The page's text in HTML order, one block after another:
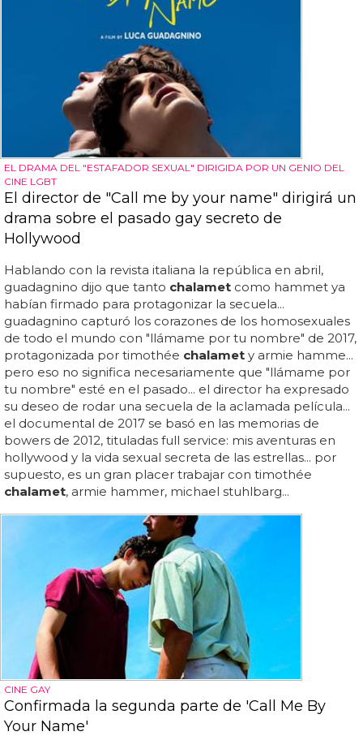
EL DRAMA DEL "ESTAFADOR SEXUAL" DIRIGIDA POR UN GENIO DEL
CINE LGBT
El director de "Call me by your name" dirigirá un
drama sobre el pasado gay secreto de
Hollywood
Hablando con la revista italiana la república en abril,
guadagnino dijo que tanto chalamet como hammet ya
habían firmado para protagonizar la secuela...
guadagnino capturó los corazones de los homosexuales
de todo el mundo con "llámame por tu nombre" de 2017,
protagonizada por timothée chalamet y armie hamme...
pero eso no significa necesariamente que "llámame por
tu nombre" esté en el pasado... el director ha expresado
su deseo de rodar una secuela de la aclamada película...
el documental de 2017 se basó en las memorias de
bowers de 2012, tituladas full service: mis aventuras en
hollywood y la vida sexual secreta de las estrellas... por
supuesto, es un gran placer trabajar con timothée
chalamet, armie hammer, michael stuhlbarg...
CINE GAY
Confirmada la segunda parte de 'Call Me By
Your Name'